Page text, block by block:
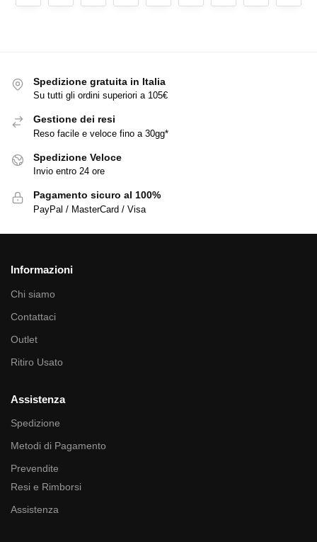
Spedizione gratuita in Italia
Su tutti gli ordini superiori a 105€
Gestione dei resi
Reso facile e veloce fino a 30gg*
Spedizione Veloce
Invio entro 24 ore
Pagamento sicuro al 100%
PayPal / MasterCard / Visa
Informazioni
Chi siamo
Contattaci
Outlet
Ritiro Usato
Assistenza
Spedizione
Metodi di Pagamento
Prevendite
Resi e Rimborsi
Assistenza